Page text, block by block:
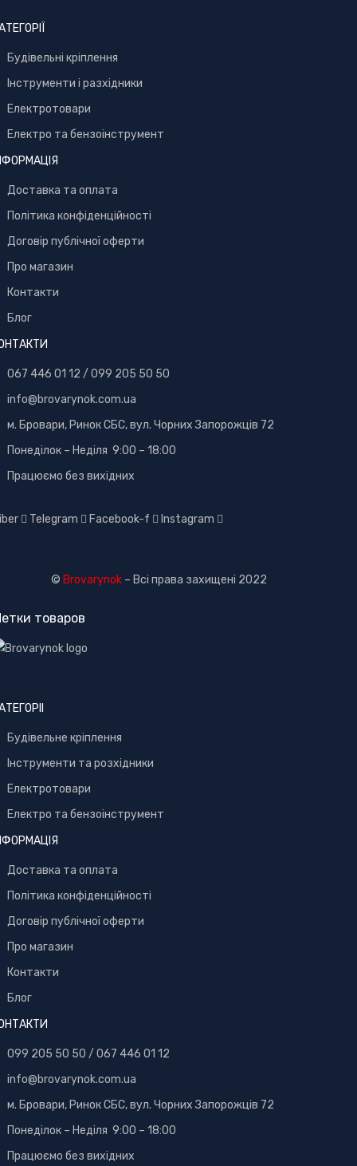
Будівельні кріплення
Інструменти і разхідники
Електротовари
Електро та бензоінструмент
Доставка та оплата
Політика конфіденційності
Договір публічної оферти
Про магазин
Контакти
Блог
067 446 01 12 / 099 205 50 50
info@brovarynok.com.ua
м. Бровари, Ринок СБС, вул. Чорних Запорожців 72
Понеділок – Неділя 9:00 – 18:00
Працюємо без вихідних
Telegram Facebook-f Instagram
© Brovarynok– Всі права захищені 2022
товаров
Будівельне кріплення
Інструменти та розхідники
Електротовари
Електро та бензоінструмент
Доставка та оплата
Політика конфіденційності
Договір публічної оферти
Про магазин
Контакти
Блог
099 205 50 50 / 067 446 01 12
info@brovarynok.com.ua
м. Бровари, Ринок СБС, вул. Чорних Запорожців 72
Понеділок – Неділя 9:00 – 18:00
Працюємо без вихідних